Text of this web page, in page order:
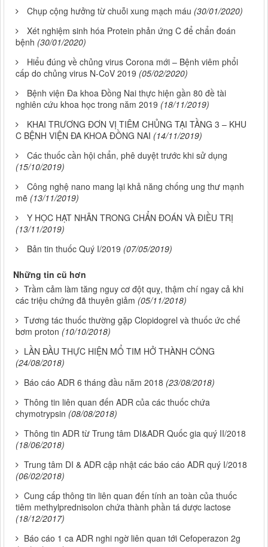
Chụp cộng hưởng từ chuỗi xung mạch máu (30/01/2020)
Xét nghiệm sinh hóa Protein phản ứng C để chẩn đoán
bệnh (30/01/2020)
Hiểu đúng về chủng virus Corona mới – Bệnh viêm phổi
cấp do chủng virus N-CoV 2019 (05/02/2020)
Bệnh viện Đa khoa Đồng Nai thực hiện gần 80 đề tài
nghiên cứu khoa học trong năm 2019 (18/11/2019)
KHAI TRƯƠNG ĐƠN VỊ TIÊM CHỦNG TẠI TẦNG 3 – KHU
C BỆNH VIỆN ĐA KHOA ĐỒNG NAI (14/11/2019)
Các thuốc cần hội chẩn, phê duyệt trước khi sử dụng
(15/10/2019)
Công nghệ nano mang lại khả năng chống ung thư mạnh
mẽ (13/11/2019)
Y HỌC HẠT NHÂN TRONG CHẨN ĐOÁN VÀ ĐIỀU TRỊ
(13/11/2019)
Bản tin thuốc Quý I/2019 (07/05/2019)
Những tin cũ hơn
Trầm cảm làm tăng nguy cơ đột quỵ, thậm chí ngay cả khi
các triệu chứng đã thuyên giảm (05/11/2018)
Tương tác thuốc thường gặp Clopidogrel và thuốc ức chế
bơm proton (10/10/2018)
LẦN ĐẦU THỰC HIỆN MỔ TIM HỞ THÀNH CÔNG
(24/08/2018)
Báo cáo ADR 6 tháng đầu năm 2018 (23/08/2018)
Thông tin liên quan đến ADR của các thuốc chứa
chymotrypsin (08/08/2018)
Thông tin ADR từ Trung tâm DI&ADR Quốc gia quý II/2018
(18/06/2018)
Trung tâm DI & ADR cập nhật các báo cáo ADR quý I/2018
(06/02/2018)
Cung cấp thông tin liên quan đến tính an toàn của thuốc
tiêm methylprednisolon chứa thành phần tá dược lactose
(18/12/2017)
Báo cáo 1 ca ADR nghi ngờ liên quan tới Cefoperazon 2g